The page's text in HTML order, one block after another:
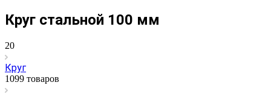
Круг стальной 100 мм
20
Круг
1099 товаров